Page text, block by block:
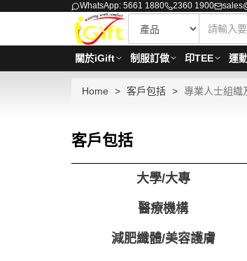
WhatsApp: 5661 1880 2360 1900
關於iGift 制服訂做 印TEE 運
Home 客戶包括 專業人士組織
客戶包括
大學/大專
醫療機構
減肥纖體/美容護膚